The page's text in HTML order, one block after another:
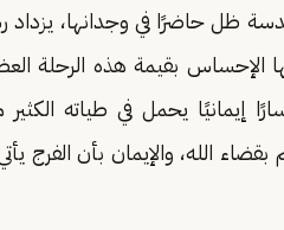
ظل حاضرًا في وجدانها،
الإحساس بقيمة هذه الرحلة
إيمانيًا يحمل في طياته
الله، والإيمان بأن الفرج